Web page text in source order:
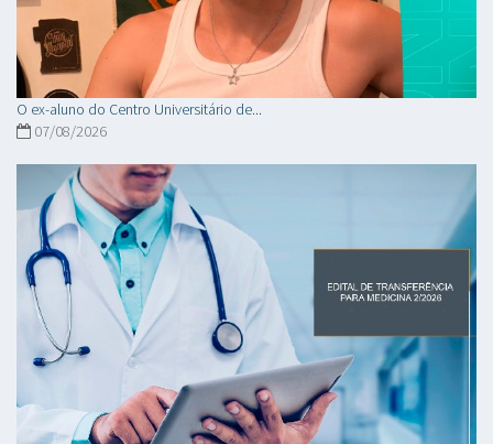
O ex-aluno do Centro Universitário de...
07/08/2026